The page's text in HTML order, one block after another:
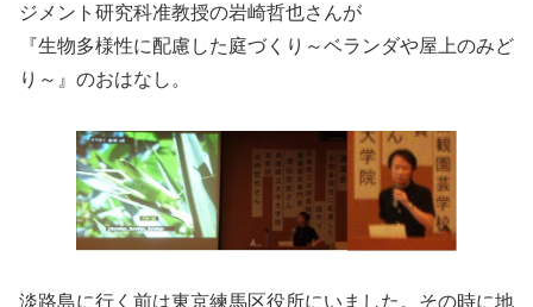
ジメント研究科准教授の岩崎哲也さんが
『生物多様性に配慮した庭づくり～ベランダや屋上のみど
り～』のおはなし。
淡路島に行く前は東京練馬区役所にいました。その時に地